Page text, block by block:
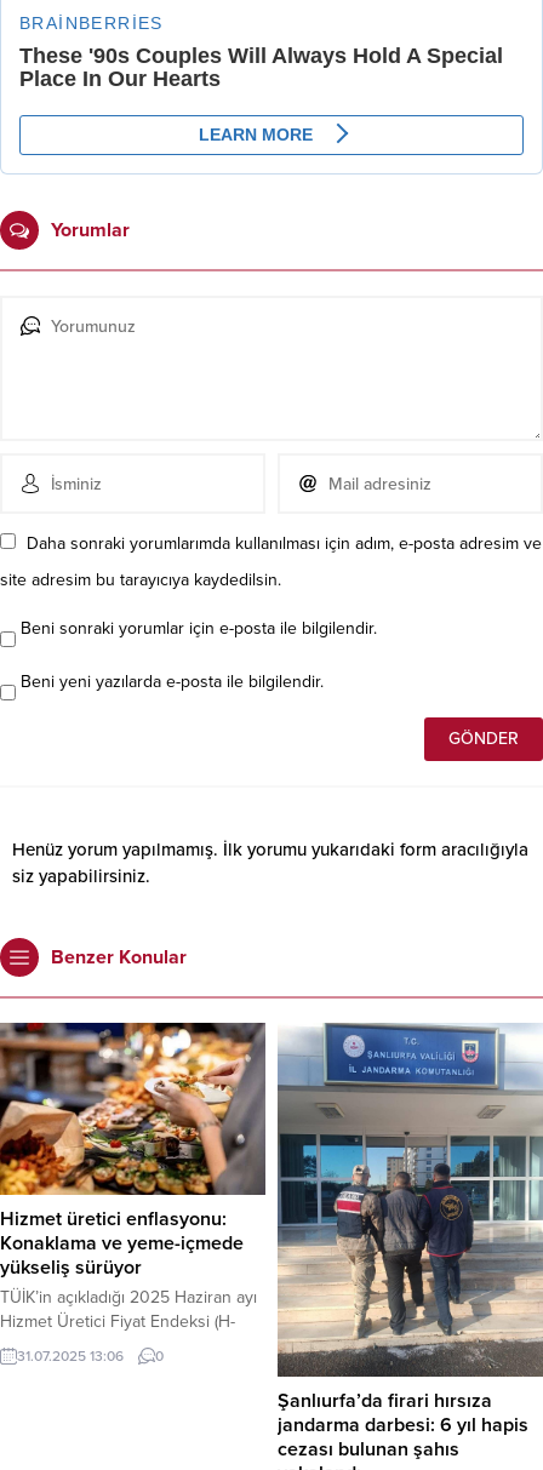
Yorumlar
Daha sonraki yorumlarımda kullanılması için adım, e-posta adresim ve
site adresim bu tarayıcıya kaydedilsin.
Beni sonraki yorumlar için e-posta ile bilgilendir.
Beni yeni yazılarda e-posta ile bilgilendir.
Henüz yorum yapılmamış. İlk yorumu yukarıdaki form aracılığıyla
siz yapabilirsiniz.
Benzer Konular
Hizmet üretici enflasyonu:
Konaklama ve yeme-içmede
yükseliş sürüyor
TÜİK’in açıkladığı 2025 Haziran ayı
Hizmet Üretici Fiyat Endeksi (H-
ÜFE) verilerine göre, endeks bir
önceki aya göre yüzde 4,72, bir
31.07.2025 13:06 0
Şanlıurfa’da firari hırsıza
jandarma darbesi: 6 yıl hapis
cezası bulunan şahıs